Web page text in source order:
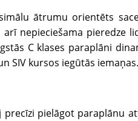
ātrumu orientēts
nepieciešama pieredze
C klases paraplāni
SIV kursos iegūtās
precīzi pielāgot